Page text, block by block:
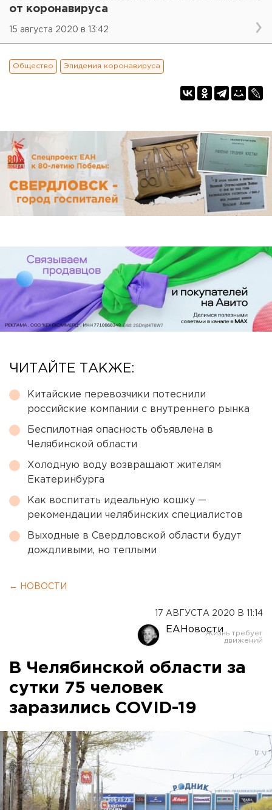
от коронавируса
15 августа 2020 в 13:42
Общество Эпидемия коронавируса
ЧИТАЙТЕ ТАКЖЕ:
Китайские перевозчики потеснили
российские компании с внутреннего рынка
Беспилотная опасность объявлена в
Челябинской области
Холодную воду возвращают жителям
Екатеринбурга
Как воспитать идеальную кошку —
рекомендации челябинских специалистов
Выходные в Свердловской области будут
дождливыми, но теплыми
← НОВОСТИ
17 АВГУСТА 2020 В 11:14
ЕАНовости
В Челябинской области за
сутки 75 человек
заразились COVID-19